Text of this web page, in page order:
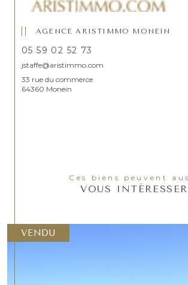
AGENCE ARISTIMMO MONEIN
05 59 02 52 73
jstaffe@aristimmo.com
33 rue du commerce
64360 Monein
Ces biens peuvent
VOUS INTÉRESSER
VENDU